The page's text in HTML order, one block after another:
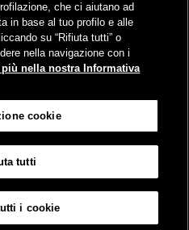
cookie
che ci aiutano ad
in base al tuo profilo e alle
su “Rifiuta tutti” o
nella navigazione con i
nella nostra Informativa
cookie
tutti
i cookie